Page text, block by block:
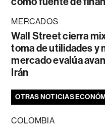
MERCADOS
Wall Street cierra
toma de utilidades y
mercado evalúa
Irán
OTRAS NOTICIAS
COLOMBIA